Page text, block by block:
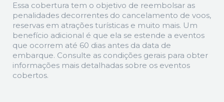
Essa cobertura tem o objetivo de reembolsar as
penalidades decorrentes do cancelamento de voos,
reservas em atrações turísticas e muito mais. Um
benefício adicional é que ela se estende a eventos
que ocorrem até 60 dias antes da data de
embarque. Consulte as condições gerais para obter
informações mais detalhadas sobre os eventos
cobertos.